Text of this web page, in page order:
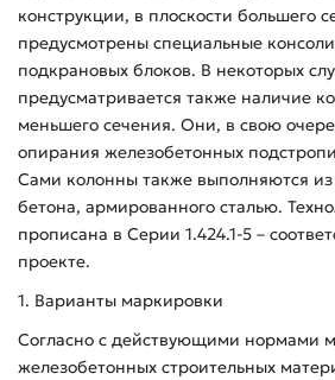
конструкции, в плоскости большего
предусмотрены специальные
подкрановых блоков. В некоторых
предусматривается также наличие
меньшего сечения. Они, в свою
опирания железобетонных
Сами колонны также выполняются из
бетона, армированного сталью.
прописана в Серии 1.424.1-5 –
проекте.
1. Варианты маркировки
Согласно с действующими нормами
железобетонных строительных